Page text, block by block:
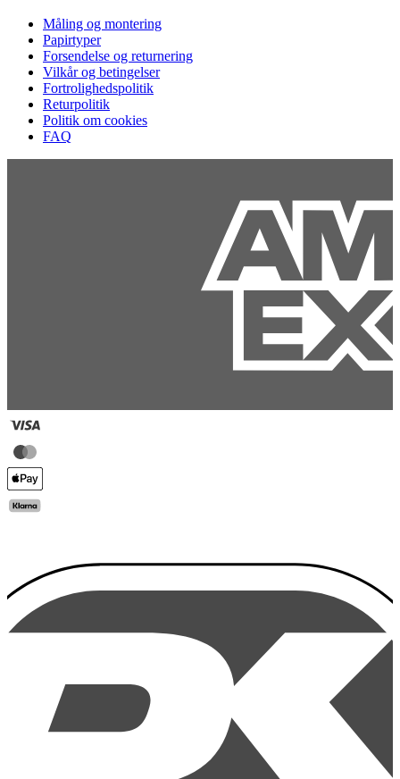
Måling og montering
Papirtyper
Forsendelse og returnering
Vilkår og betingelser
Fortrolighedspolitik
Returpolitik
Politik om cookies
FAQ